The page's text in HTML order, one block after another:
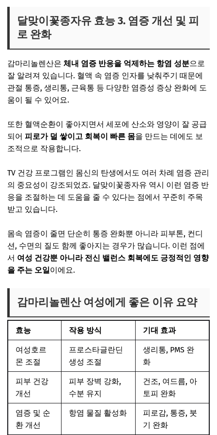
달맞이꽃종자유 효능 3. 염증 개선 및 피
로 완화
감마리놀렌산은 체내 염증 반응을 억제하는 항염 성분으로
잘 알려져 있습니다. 혈액 속 염증 인자를 낮춰주기 때문에
관절 통증, 생리통, 근육통 등 다양한 염증성 증상 완화에 도
움이 될 수 있어요.
또한 혈액순환이 좋아지면서 세포에 산소와 영양이 잘 공급
되어 피로가 덜 쌓이고 회복이 빠른 몸을 만드는 데에도 보
조적으로 작용합니다.
TV 건강 프로그램인 몸신의 탄생에서도 여러 차례 염증 관리
의 중요성이 강조되었죠. 달맞이꽃종자유 역시 이런 염증 반
응을 조절하는 데 도움을 줄 수 있다는 점에서 꾸준히 주목
받고 있습니다.
몸속 염증이 줄면 단순히 통증 완화뿐 아니라 피부톤, 컨디
션, 수면의 질도 함께 좋아지는 경우가 많습니다. 이런 점에
서 여성 건강뿐 아니라 전신 밸런스 회복에도 긍정적인 영향
을 주는 오일이에요.
감마리놀렌산 여성에게 좋은 이유 요약
효능 작용 방식 기대 효과
여성호르
몬 조절
프로스타글란딘
생성 조절
생리통, PMS 완
화
피부 건강
개선
피부 장벽 강화,
수분 유지
건조, 여드름, 아
토피 완화
염증 및 순
환 개선
항염 물질 활성화
피로감, 통증, 붓
기 완화